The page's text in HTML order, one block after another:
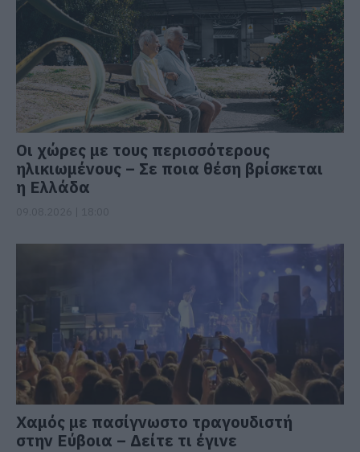
Οι χώρες με τους περισσότερους
ηλικιωμένους – Σε ποια θέση βρίσκεται
η Ελλάδα
Χαμός με πασίγνωστο τραγουδιστή
στην Εύβοια – Δείτε τι έγινε